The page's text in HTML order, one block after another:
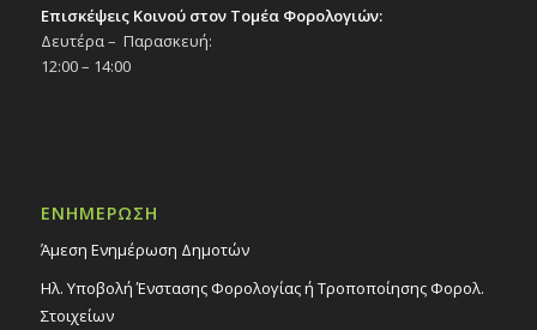
Επισκέψεις Κοινού στον Τομέα Φορολογιών:
Δευτέρα – Παρασκευή:
12:00 – 14:00
ΕΝΗΜΕΡΩΣΗ
Άμεση Ενημέρωση Δημοτών
Ηλ. Υποβολή Ένστασης Φορολογίας ή Τροποποίησης Φορολ.
Στοιχείων